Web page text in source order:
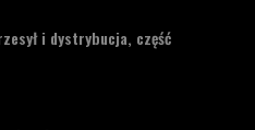
i dystrybucja, część